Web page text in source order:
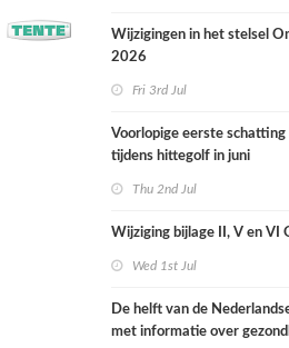
Wijzigingen in het stelsel
2026
Fri 3rd Jul
Voorlopige eerste
tijdens hittegolf in juni
Thu 2nd Jul
Wijziging bijlage II, V en VI
Wed 1st Jul
De helft van de
met informatie over